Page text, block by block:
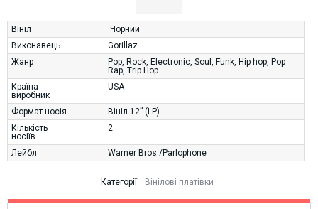
Вініл
Чорний
Виконавець
Gorillaz
Жанр
Pop Rock Electronic Soul Funk Hip hop Pop
Rap Trip Hop
Країна
виробник
USA
Формат носія
Вініл 12” (LP)
Кількість
носіїв
2
Лейбл Warner Bros./Parlophone
Категорії: Вінілові платівки